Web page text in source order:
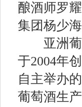
酿酒师罗
集团杨少
亚洲葡
于2004年
自主举办
葡萄酒生